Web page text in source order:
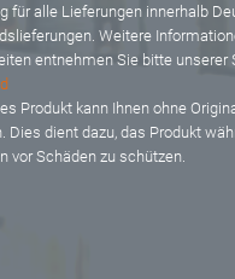
für alle Lieferungen innerhalb
Weitere
entnehmen Sie bitte unserer
Produkt kann Ihnen ohne
Dies dient dazu, das Produkt
vor Schäden zu schützen.